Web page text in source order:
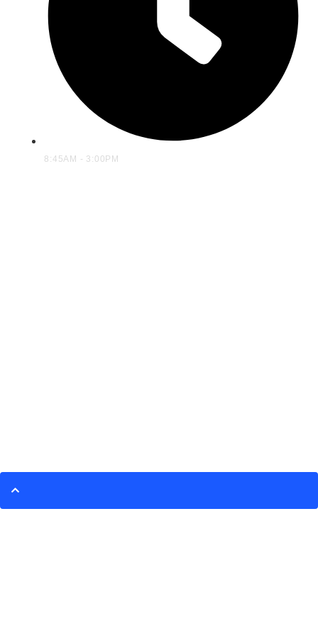
8:45AM - 3:00PM